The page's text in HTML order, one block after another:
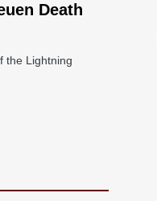
Death
the Lightning